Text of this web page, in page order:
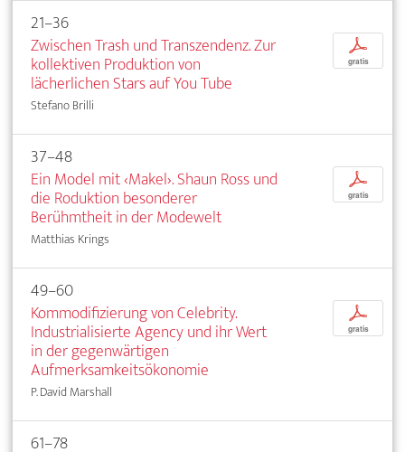
21–36
Zwischen Trash und Transzendenz. Zur
kollektiven Produktion von
lächerlichen Stars auf You Tube
Stefano Brilli
p
gratis
37–48
Ein Model mit ‹Makel›. Shaun Ross und
die Roduktion besonderer
Berühmtheit in der Modewelt
Matthias Krings
p
gratis
49–60
Kommodifizierung von Celebrity.
Industrialisierte Agency und ihr Wert
in der gegenwärtigen
Aufmerksamkeitsökonomie
P. David Marshall
p
gratis
61–78